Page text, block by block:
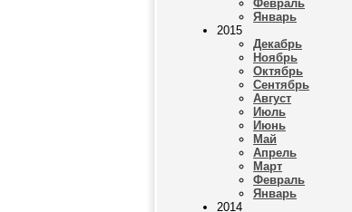
Февраль
Январь
2015
Декабрь
Ноябрь
Октябрь
Сентябрь
Август
Июль
Июнь
Май
Апрель
Март
Февраль
Январь
2014